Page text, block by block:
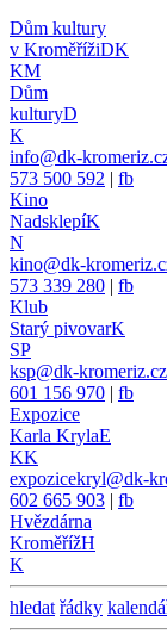
Dům kultury
v KroměřížiDK
KM
Dům
kulturyD
K
info@dk-
573 500 592 | fb
Kino
NadsklepíK
N
kino@dk-
573 339 280 | fb
Klub
Starý pivovarK
SP
ksp@dk-kromeriz.cz
601 156 970 | fb
Expozice
Karla KrylaE
KK
expozicekryl@dk-
602 665 903 | fb
Hvězdárna
KroměřížH
K
hledat řádky